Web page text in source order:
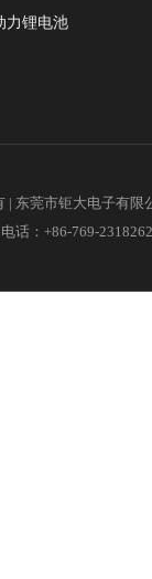
力锂电池
| 东莞市钜大电子有
话：+86-769-